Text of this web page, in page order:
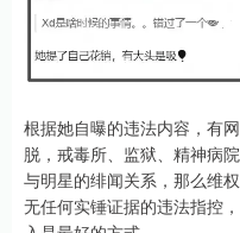
根据她自曝的违法内容，有
脱，戒毒所、监狱、精神病
与明星的绯闻关系，那么维
无任何实锤证据的违法指控